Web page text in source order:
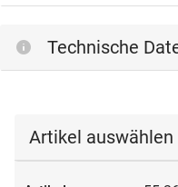
Technische
Artikel auswählen